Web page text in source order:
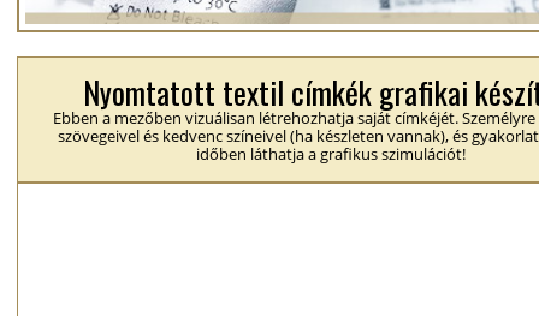
Nyomtatott textil címkék grafikai
Ebben a mezőben vizuálisan létrehozhatja saját címkéjét.
szövegeivel és kedvenc színeivel (ha készleten vannak), és
időben láthatja a grafikus szimulációt!